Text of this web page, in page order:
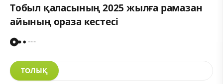
Тобыл қаласының 2025 жылға рамазан
айының ораза кестесі
---
ТОЛЫҚ